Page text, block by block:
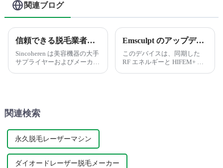
関連ブログ
信頼できる脱毛業者を見つけるためのガイド
Sincoheren は美容機器の大手
サプライヤーおよびメーカー
Emsculpt のアップデート ---RF テクノロジーと掌骨筋修復クッションが登場
このデバイスは、同期した
RF エネルギーと HIFEM+ エ
関連検索
永久脱毛レーザーマシン
ダイオードレーザー脱毛メーカー